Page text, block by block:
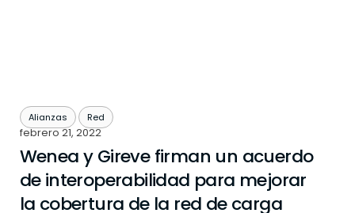
Alianzas Red
febrero 21, 2022
Wenea y Gireve firman un acuerdo
de interoperabilidad para mejorar
la cobertura de la red de carga